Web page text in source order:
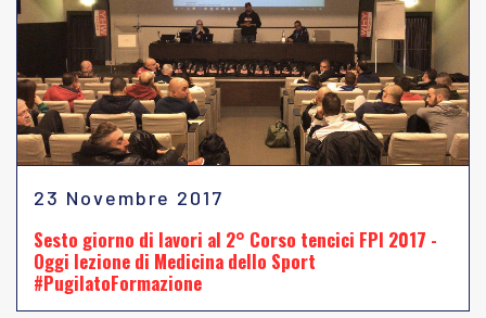
23 Novembre 2017
Sesto giorno di lavori al 2° Corso tencici FPI 2017 -
Oggi lezione di Medicina dello Sport
#PugilatoFormazione